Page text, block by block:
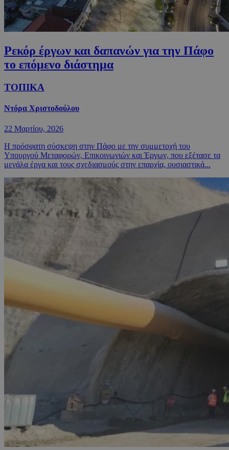
Ρεκόρ έργων και δαπανών για την Πάφο
το επόμενο διάστημα
ΤΟΠΙΚΑ
Ντόρα Χριστοδούλου
22 Μαρτίου, 2026
Η πρόσφατη σύσκεψη στην Πάφο με την συμμετοχή του
Υπουργού Μεταφορών, Επικοινωνιών και Έργων, που εξέτασε τα
μεγάλα έργα και τους σχεδιασμούς στην επαρχία, ουσιαστικά...